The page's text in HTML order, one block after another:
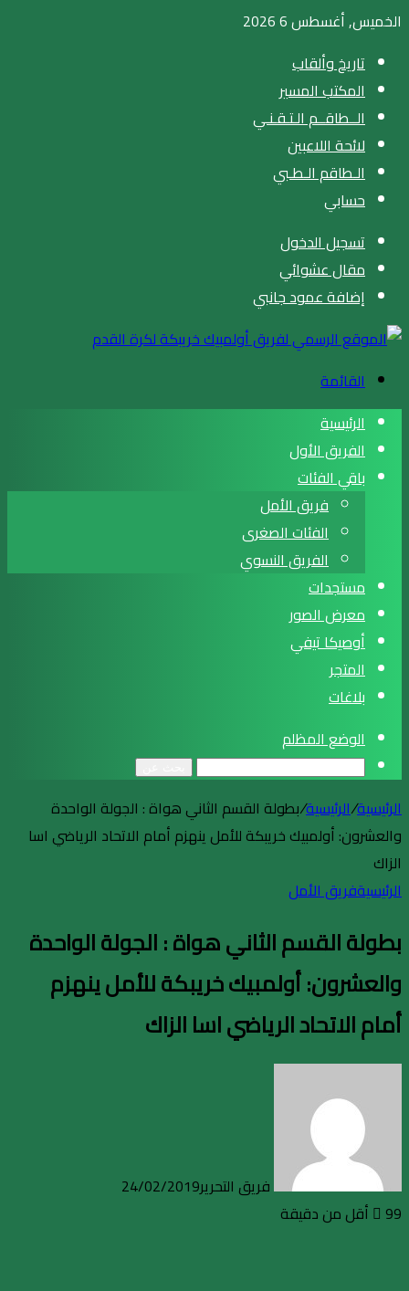
الخميس, أغسطس 6 2026
تاريخ وألقاب
المكتب المسير
الــطاقــم الـتـقـنـي
لائحة اللاعبين
الـطاقم الـطـبي
حسابي
تسجيل الدخول
مقال عشوائي
إضافة عمود جانبي
القائمة
الرئيسية
الفريق الأول
باقي الفئات
فريق الأمل
الفئات الصغرى
الفريق النسوي
مستجدات
معرض الصور
أوصيكا تيفي
المتجر
بلاغات
الوضع المظلم
الرئيسية/الرئيسية/بطولة القسم الثاني هواة : الجولة الواحدة
والعشرون: أولمبيك خريبكة للأمل ينهزم أمام الاتحاد الرياضي اسا
الزاك
الرئيسيةفريق الأمل
بطولة القسم الثاني هواة : الجولة الواحدة
والعشرون: أولمبيك خريبكة للأمل ينهزم
أمام الاتحاد الرياضي اسا الزاك
فريق التحرير24/02/2019
99
أقل من دقيقة